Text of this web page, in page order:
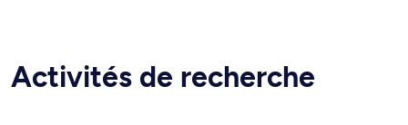
Activités de recherche